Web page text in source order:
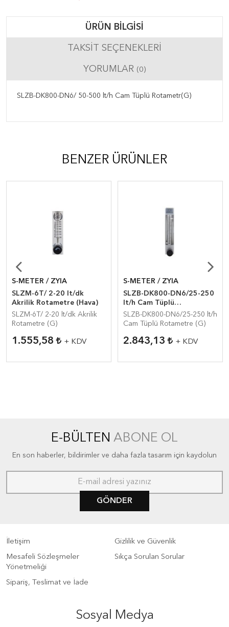
ÜRÜN BILGISI
TAKSIT SEÇENEKLERI
YORUMLAR (0)
SLZB-DK800-DN6/ 50-500 lt/h Cam Tüplü Rotametr(G)
BENZER ÜRÜNLER
S-METER / ZYIA
SLZM-6T/ 2-20 lt/dk
Akrilik Rotametre (Hava)
SLZM-6T/ 2-20 lt/dk Akrilik
Rotametre (G)
1.555,58 + KDV
S-METER / ZYIA
SLZB-DK800-DN6/25-250
lt/h Cam Tüplü
Rotamet(Hava)
SLZB-DK800-DN6/25-250 lt/h
Cam Tüplü Rotametre (G)
2.843,13 + KDV
E-BÜLTEN ABONE OL
En son haberler, bildirimler ve daha fazla tasarım için kaydolun
GÖNDER
İletişim
Gizlilik ve Güvenlik
Mesafeli Sözleşmeler
Yönetmeliği
Sıkça Sorulan Sorular
Sipariş, Teslimat ve İade
Sosyal Medya